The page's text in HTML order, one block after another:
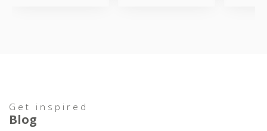
Get inspired
Blog